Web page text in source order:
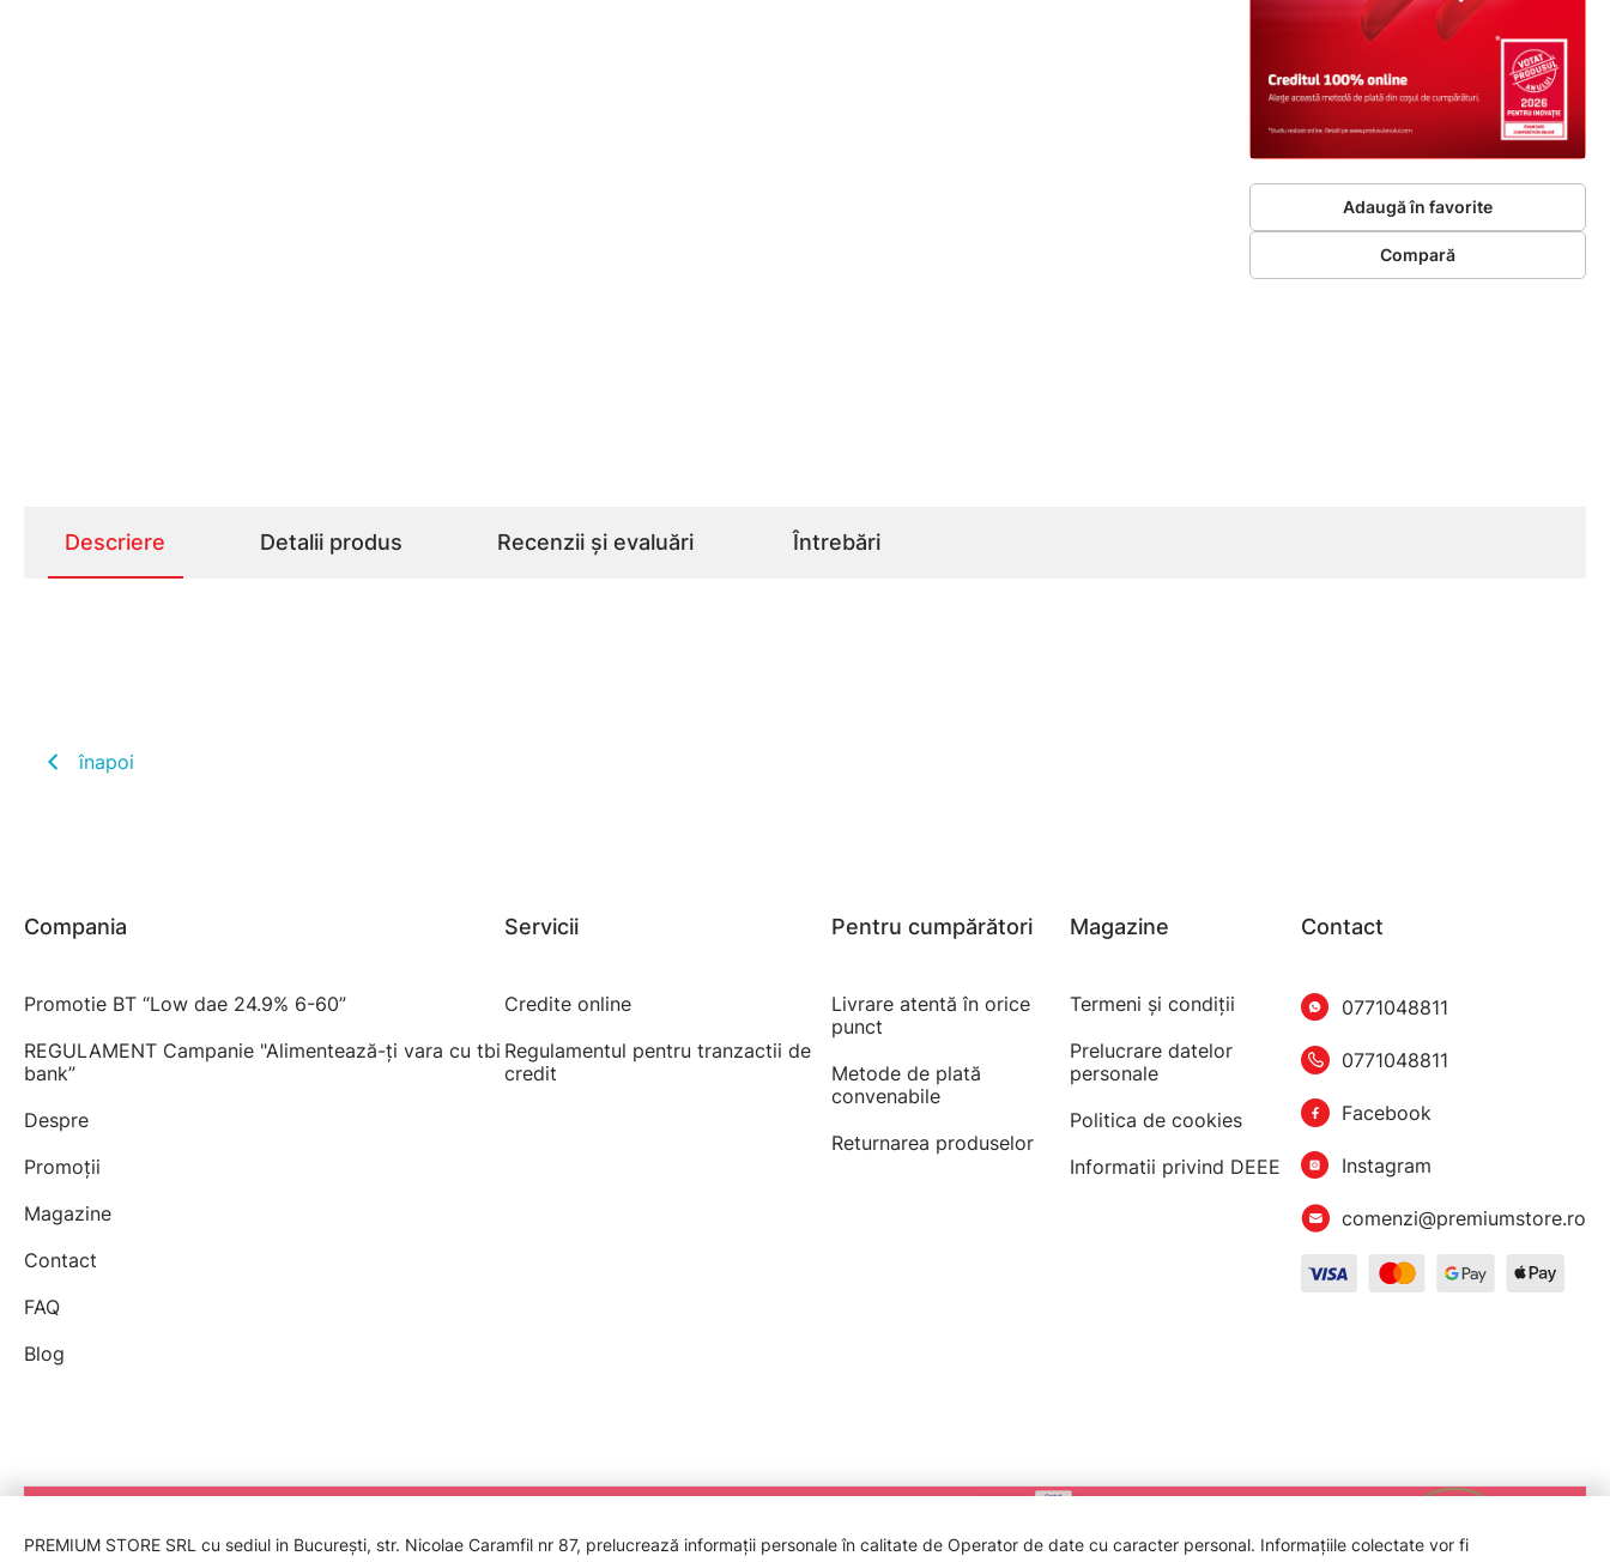
Adaugă în favorite
Compară
Descriere Detalii produs Recenzii și evaluări Întrebări
înapoi
Compania
Promotie BT “Low dae 24.9% 6-60”
REGULAMENT Campanie "Alimentează-ți vara cu tbi
bank”
Despre
Promoții
Magazine
Contact
FAQ
Blog
Servicii
Credite online
Regulamentul pentru tranzactii de
credit
Pentru cumpărători
Livrare atentă în orice
punct
Metode de plată
convenabile
Returnarea produselor
Magazine
Termeni şi condiţii
Prelucrare datelor
personale
Politica de cookies
Informatii privind DEEE
Contact
0771048811
0771048811
Facebook
Instagram
comenzi@premiumstore.ro
PREMIUM STORE SRL cu sediul in București, str. Nicolae Caramfil nr 87, prelucrează informații personale în calitate de Operator de date cu caracter personal. Informațiile colectate vor fi